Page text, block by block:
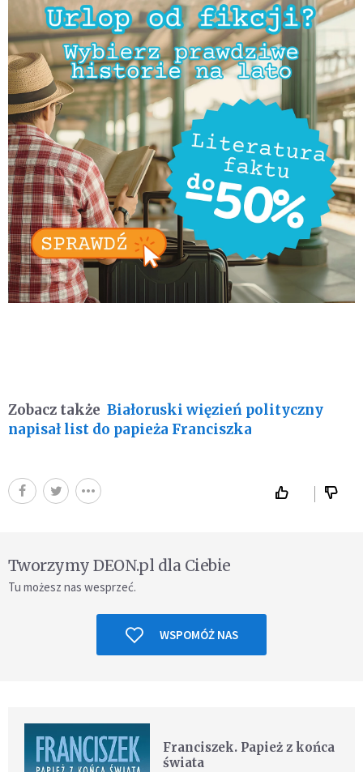
Zobacz także Białoruski więzień polityczny
napisał list do papieża Franciszka
Tworzymy DEON.pl dla Ciebie
Tu możesz nas wesprzeć.
WSPOMÓŻ NAS
Franciszek. Papież z końca
świata